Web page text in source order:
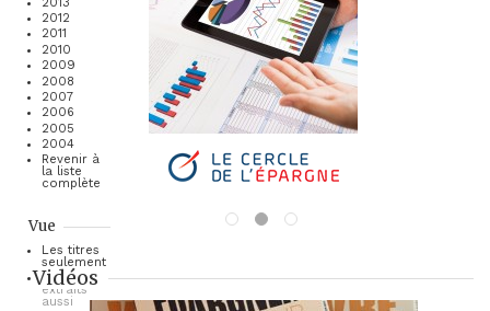
2012
2011
2010
2009
2008
2007
2006
2005
2004
Revenir à
la liste
complète
Vue
Les titres
seulement
Les
extraits
aussi
Vidéos